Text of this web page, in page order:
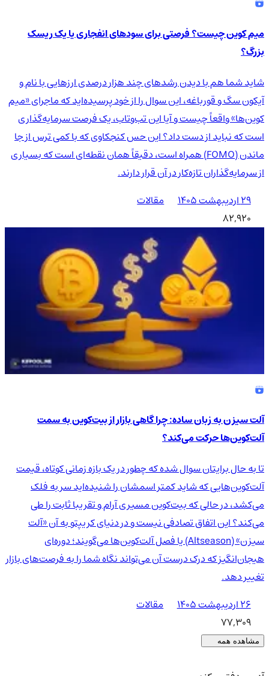
میم کوین چیست؟ فرصتی برای سودهای انفجاری یا یک ریسک
بزرگ؟
شاید شما هم با دیدن رشدهای چند هزار درصدی ارزهایی با نام و
آیکون سگ و قورباغه، این سوال را از خود پرسیده‌اید که ماجرای «میم
کوین‌ها» واقعاً چیست و آیا این تب‌وتاب، یک فرصت سرمایه‌گذاری
است که نباید از دست داد؟ این حس کنجکاوی که با کمی ترس از جا
ماندن (FOMO) همراه است، دقیقاً همان نقطه‌ای است که بسیاری
از سرمایه‌گذاران تازه‌کار در آن قرار دارند.
۲۹ اردیبهشت ۱۴۰۵
مقالات
82,920
آلت سیزن به زبان ساده: چرا گاهی بازار از بیت‌کوین به سمت
آلت‌کوین‌ها حرکت می‌کند؟
تا به حال برایتان سوال شده که چطور در یک بازه زمانی کوتاه، قیمت
آلت‌کوین‌هایی که شاید کمتر اسمشان را شنیده‌اید سر به فلک
می‌کشد، در حالی که بیت‌کوین مسیری آرام و تقریبا ثابت را طی
می‌کند؟ این اتفاق تصادفی نیست و در دنیای کریپتو به آن «آلت
سیزن» (Altseason) یا فصل آلت‌کوین‌ها می‌گویند؛ دوره‌ای
هیجان‌انگیز که درک درست آن می‌تواند نگاه شما را به فرصت‌های بازار
تغییر دهد.
۲۶ اردیبهشت ۱۴۰۵
مقالات
77,309
مشاهده همه